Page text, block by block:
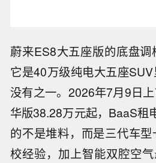
蔚来ES8大五座版的底盘调
它是40万级纯电大五座SUV
没有之一。2026年7月9日
华版38.28万元起，BaaS租
的不是堆料，而是三代车
校经验，加上智能双腔空